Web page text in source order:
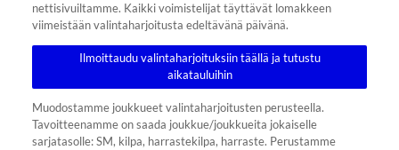
nettisivuiltamme. Kaikki voimistelijat täyttävät lomakkeen
viimeistään valintaharjoitusta edeltävänä päivänä.
Ilmoittaudu valintaharjoituksiin täällä ja tutustu
aikatauluihin
Muodostamme joukkueet valintaharjoitusten perusteella.
Tavoitteenamme on saada joukkue/joukkueita jokaiselle
sarjatasolle: SM, kilpa, harrastekilpa, harraste. Perustamme